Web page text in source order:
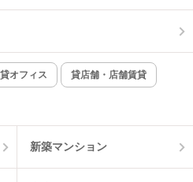
インターネット無料
物件一覧に反映
オフィス 貸店舗・店舗賃貸
新築マンション